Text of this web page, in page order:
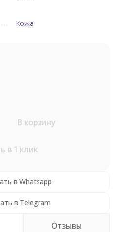
Кожа
В корзину
в 1 клик
в Whatsapp
в Telegram
Отзывы